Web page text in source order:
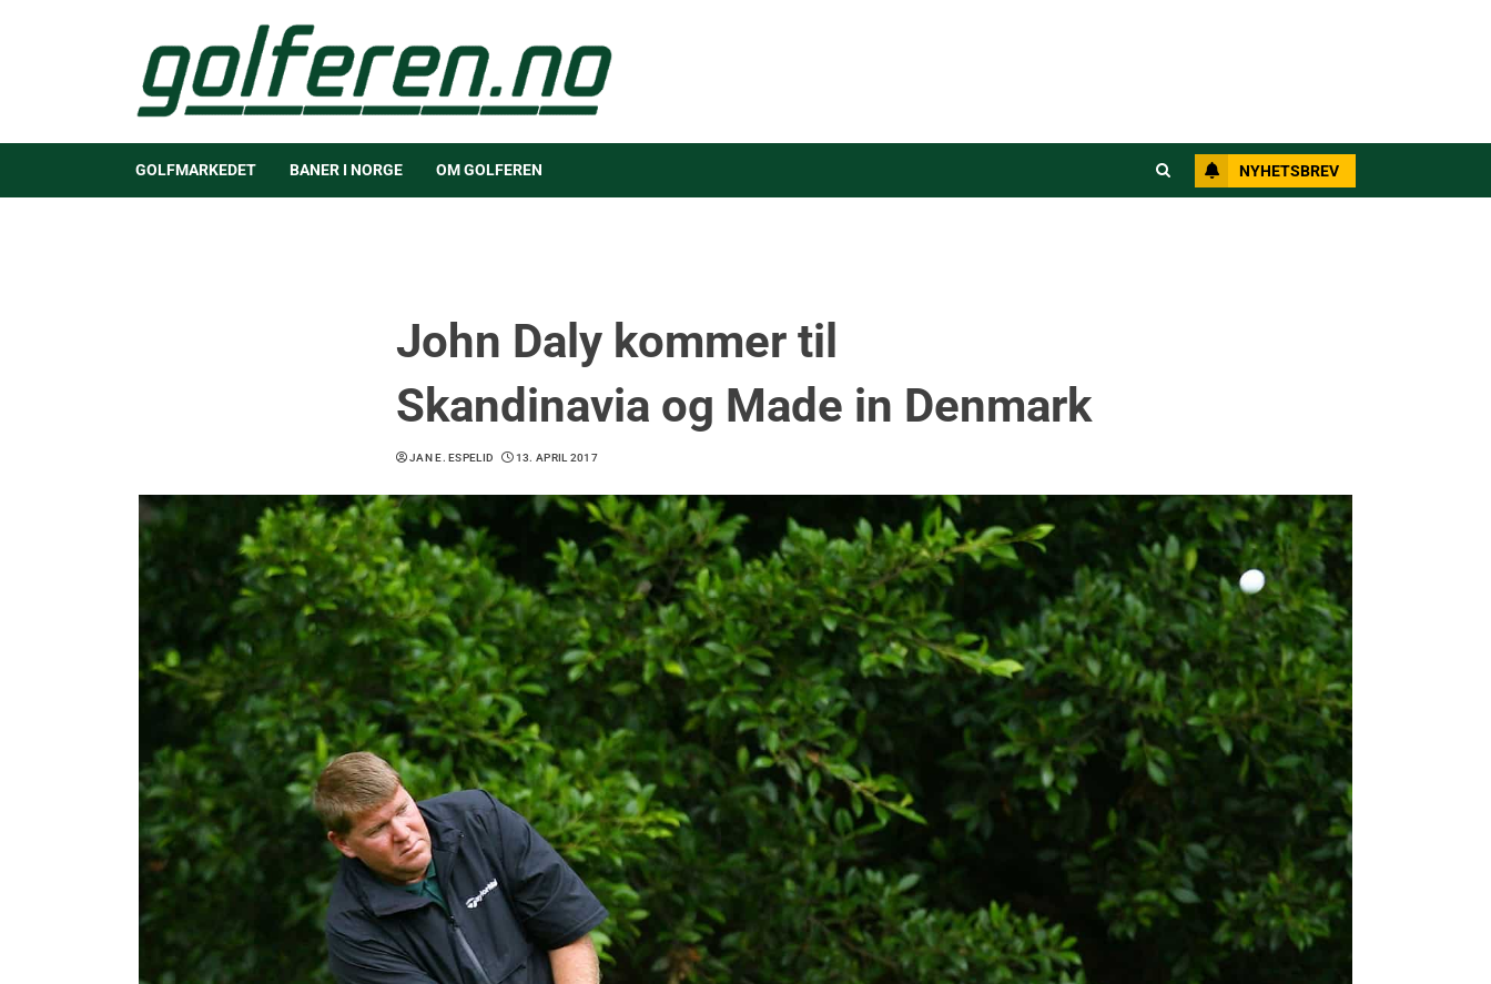
GOLFMARKEDET BANER I NORGE OM GOLFEREN NYHETSBREV
John Daly kommer til
Skandinavia og Made in Denmark
JAN E. ESPELID 13. APRIL 2017